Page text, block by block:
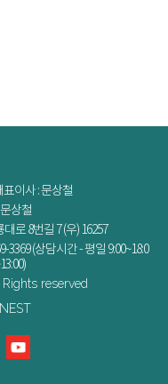
이사 : 문상철
상철
로 8번길 7 (우) 16257
3369 (상담시간 - 평일 9:00~18:0
reserved